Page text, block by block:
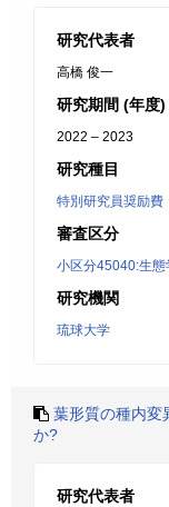
研究代表者
高橋 俊一
研究期間 (年度)
2022 – 2023
研究種目
特別研究員奨励費
審査区分
小区分45040:生
研究機関
琉球大学
葉形質の種内変
か?
研究代表者